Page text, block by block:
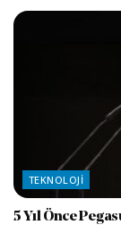
TEKNOLOJI
5 Yıl Önce